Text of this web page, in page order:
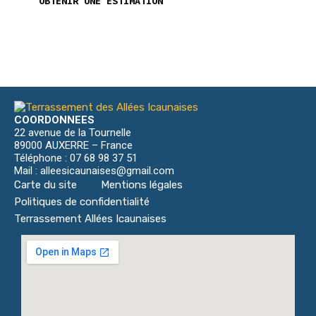
COORDONNEES
22 avenue de la Tournelle
89000 AUXERRE – France
Téléphone : 07 68 98 37 51
Mail : alleesicaunaises@gmail.com
Carte du site
Mentions légales
Politiques de confidentialité
Terrassement Allées Icaunaises